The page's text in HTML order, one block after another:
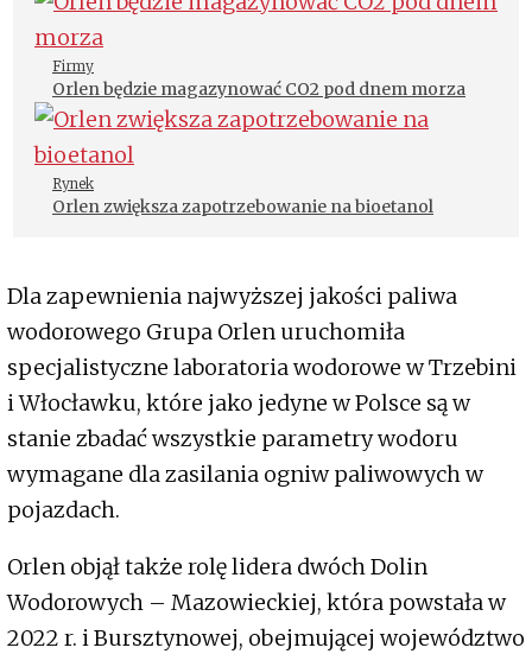
Firmy
Orlen będzie magazynować CO2 pod dnem morza
Rynek
Orlen zwiększa zapotrzebowanie na bioetanol
Dla zapewnienia najwyższej jakości paliwa
wodorowego Grupa Orlen uruchomiła
specjalistyczne laboratoria wodorowe w Trzebini
i Włocławku, które jako jedyne w Polsce są w
stanie zbadać wszystkie parametry wodoru
wymagane dla zasilania ogniw paliwowych w
pojazdach.
Orlen objął także rolę lidera dwóch Dolin
Wodorowych – Mazowieckiej, która powstała w
2022 r. i Bursztynowej, obejmującej województwo